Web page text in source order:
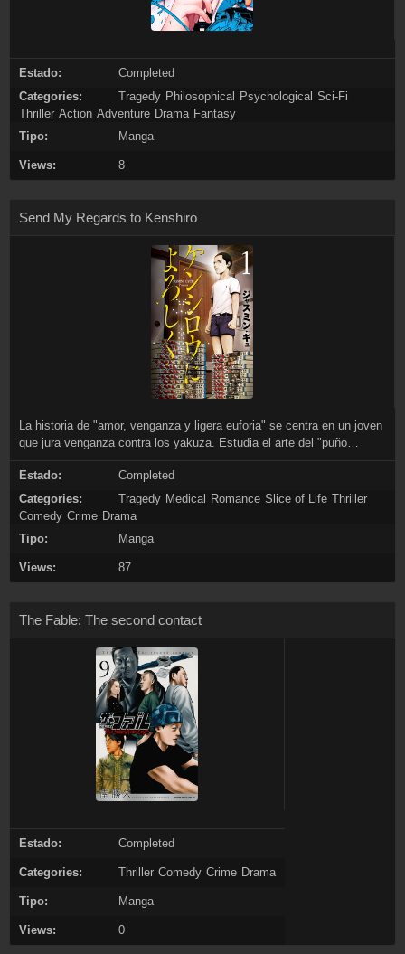
Estado:
Completed
Categories:
Tragedy Philosophical Psychological Sci-Fi
Thriller Action Adventure Drama Fantasy
Tipo:
Manga
Views: 8
Send My Regards to Kenshiro
La historia de "amor, venganza y ligera euforia" se centra en un joven
que jura venganza contra los yakuza. Estudia el arte del "puño
este hombre que es un genio en su forma de arte marcial se da
cuenta de que sus técnicas no pueden usarse para matar a nadie.
Estado:
Completed
Categories:
Tragedy Medical Romance Slice of Life Thriller
Comedy Crime Drama
Tipo:
Manga
Views: 87
The Fable: The second contact
Estado: Completed
Categories: Thriller Comedy Crime Drama
Tipo: Manga
Views: 0